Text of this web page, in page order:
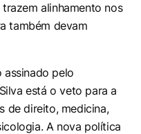
alinhamento nos
também devam
assinado pelo
está o veto para a
de direito, medicina,
A nova política